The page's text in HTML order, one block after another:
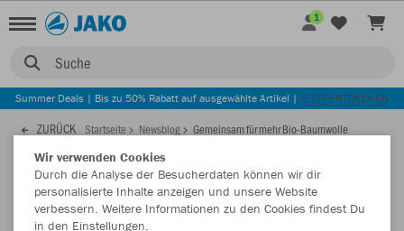
Suche
1
Summer Deals | Bis zu 50% Rabatt auf ausgewählte Artikel | JETZT ENTDECKEN
ZURÜCK Startseite Newsblog Gemeinsam für mehr Bio-Baumwolle
06.08.2021
Wir verwenden Cookies
Durch die Analyse der Besucherdaten können wir dir
personalisierte Inhalte anzeigen und unsere Website
verbessern. Weitere Informationen zu den Cookies findest Du
in den Einstellungen.